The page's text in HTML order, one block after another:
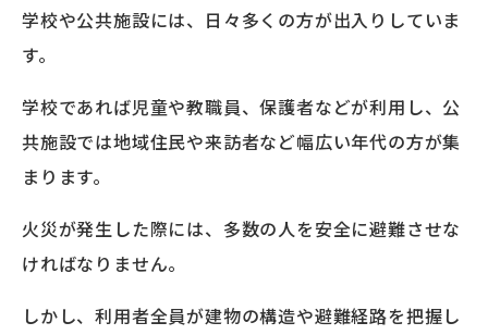
学校や公共施設には、日々多くの方が出入りしていま
す。
学校であれば児童や教職員、保護者などが利用し、公
共施設では地域住民や来訪者など幅広い年代の方が集
まります。
火災が発生した際には、多数の人を安全に避難させな
ければなりません。
しかし、利用者全員が建物の構造や避難経路を把握し